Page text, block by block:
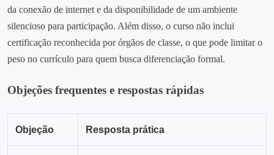
da conexão de internet e da disponibilidade de um ambiente
silencioso para participação. Além disso, o curso não inclui
certificação reconhecida por órgãos de classe, o que pode limitar o
peso no currículo para quem busca diferenciação formal.
Objeções frequentes e respostas rápidas
Objeção Resposta prática